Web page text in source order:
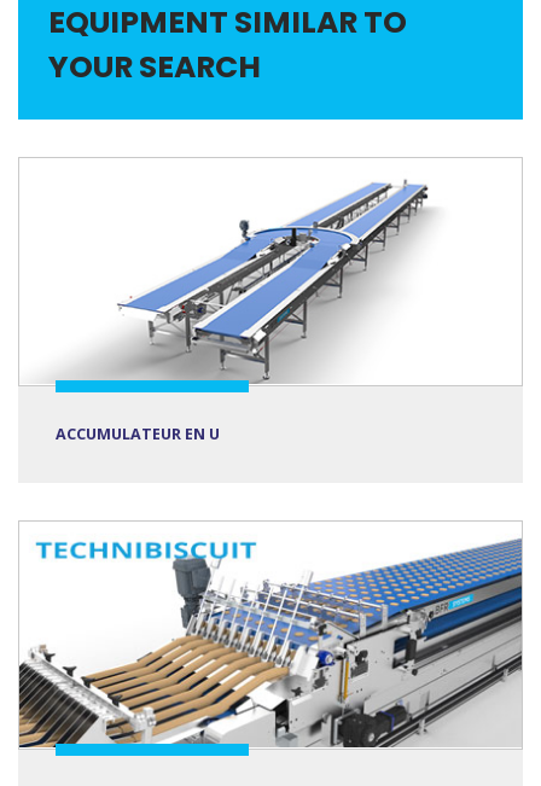
EQUIPMENT SIMILAR TO
YOUR SEARCH
ACCUMULATEUR EN U